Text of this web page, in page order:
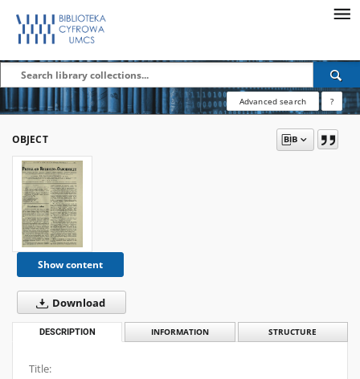
Advanced search ?
OBJECT
Show content
Download
DESCRIPTION INFORMATION STRUCTURE
Title: